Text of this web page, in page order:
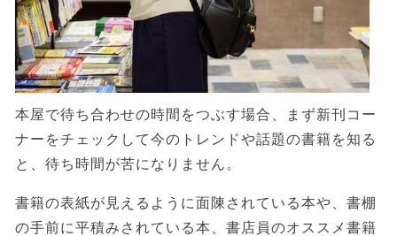
本屋で待ち合わせの時間をつぶす場合、まず新刊コー
ナーをチェックして今のトレンドや話題の書籍を知る
と、待ち時間が苦になりません。
書籍の表紙が見えるように面陳されている本や、書棚
の手前に平積みされている本、書店員のオススメ書籍